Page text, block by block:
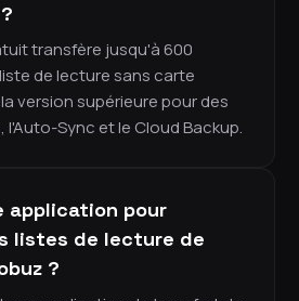
transfère jusqu'à 600
de lecture sans carte
version supérieure pour des
Sync et le Cloud Backup.
application pour
listes de lecture de
?